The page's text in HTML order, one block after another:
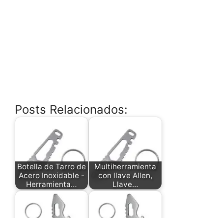
Posts Relacionados:
Botella de Tarro de
Acero Inoxidable -
Herramienta…
Multiherramienta
con llave Allen,
Llave…